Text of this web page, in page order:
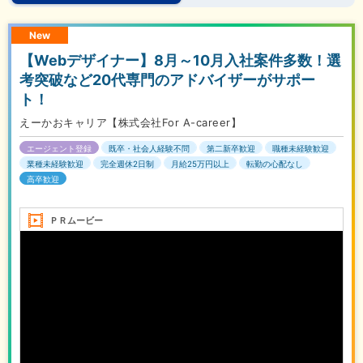
New
【Webデザイナー】8月～10月入社案件多数！選
考突破など20代専門のアドバイザーがサポー
ト！
えーかおキャリア【株式会社For A-career】
エージェント登録 既卒・社会人経験不問 第二新卒歓迎
職種未経験歓迎
業種未経験歓迎
完全週休2日制 月給25万円以上
転勤の心配なし
高卒歓迎
ＰＲムービー